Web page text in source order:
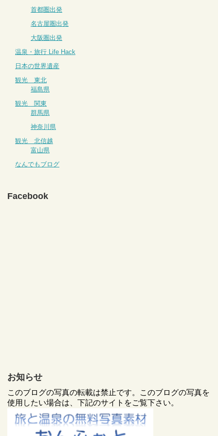
首都圏出発
名古屋圏出発
大阪圏出発
温泉・旅行 Life Hack
日本の世界遺産
観光 東北
福島県
観光 関東
群馬県
神奈川県
観光 北信越
富山県
なんでもブログ
Facebook
お知らせ
このブログの写真の転載は禁止です。このブログの写真を
使用したい場合は、下記のサイトをご覧下さい。